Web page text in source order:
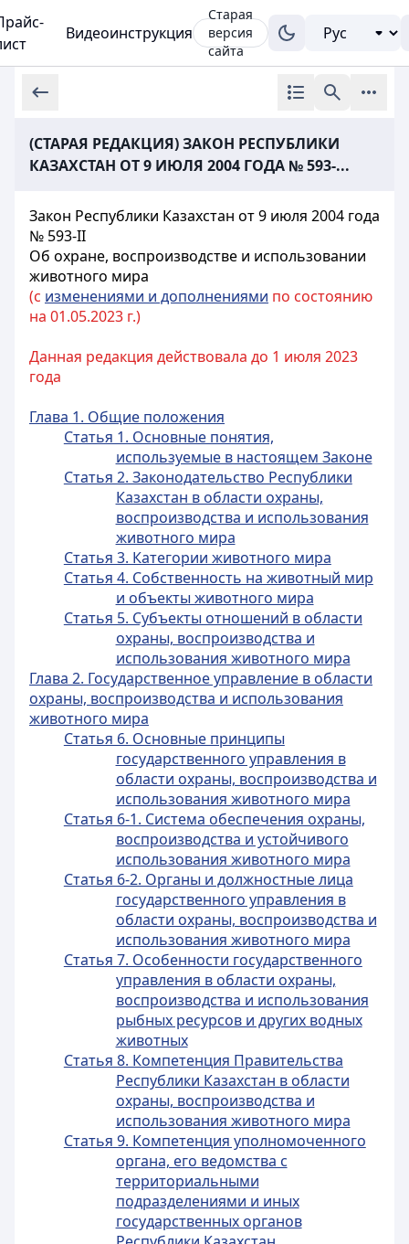
Видеоинструкция
Старая
версия
сайта
(СТАРАЯ РЕДАКЦИЯ) ЗАКОН РЕСПУБЛИКИ
КАЗАХСТАН ОТ 9 ИЮЛЯ 2004 ГОДА № 593-...
Закон Республики Казахстан от 9 июля 2004 года
№ 593-II
Об охране, воспроизводстве и использовании
животного мира
(с изменениями и дополнениями по состоянию
на 01.05.2023 г.)
Данная редакция действовала до 1 июля 2023
года
Глава 1. Общие положения
Статья 1. Основные понятия,
используемые в настоящем Законе
Статья 2. Законодательство Республики
Казахстан в области охраны,
воспроизводства и использования
животного мира
Статья 3. Категории животного мира
Статья 4. Собственность на животный мир
и объекты животного мира
Статья 5. Субъекты отношений в области
охраны, воспроизводства и
использования животного мира
Глава 2. Государственное управление в области
охраны, воспроизводства и использования
животного мира
Статья 6. Основные принципы
государственного управления в
области охраны, воспроизводства и
использования животного мира
Статья 6-1. Система обеспечения охраны,
воспроизводства и устойчивого
использования животного мира
Статья 6-2. Органы и должностные лица
государственного управления в
области охраны, воспроизводства и
использования животного мира
Статья 7. Особенности государственного
управления в области охраны,
воспроизводства и использования
рыбных ресурсов и других водных
животных
Статья 8. Компетенция Правительства
Республики Казахстан в области
охраны, воспроизводства и
использования животного мира
Статья 9. Компетенция уполномоченного
органа, его ведомства с
территориальными
подразделениями и иных
государственных органов